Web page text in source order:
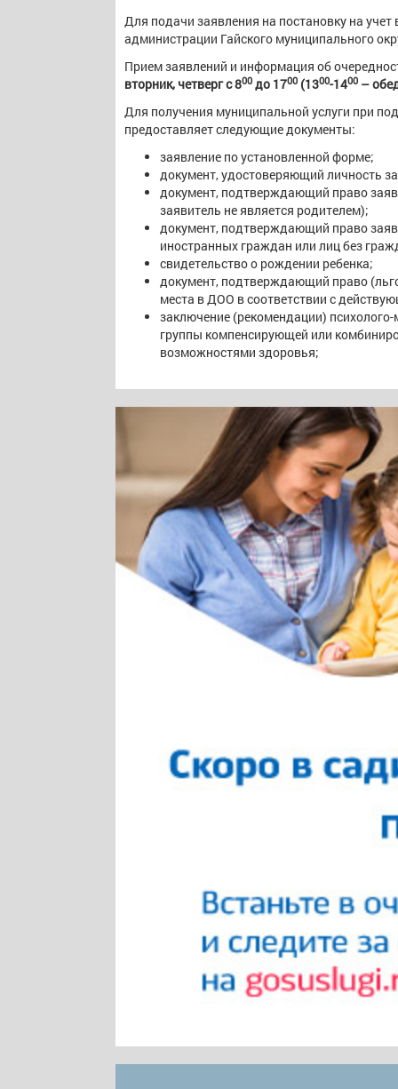
Для подачи заявления на постановку на
администрации Гайского муниципального
Прием заявлений и информация об
вторник, четверг с 800 до 1700 (1300-1400 –
Для получения муниципальной услуги при
предоставляет следующие документы:
заявление по установленной форме;
документ, удостоверяющий личность
документ, подтверждающий право
заявитель не является родителем);
документ, подтверждающий право
иностранных граждан или лиц без
свидетельство о рождении ребенка;
документ, подтверждающий право
места в ДОО в соответствии с
заключение (рекомендации)
группы компенсирующей или
возможностями здоровья;